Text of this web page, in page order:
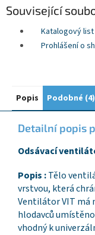
Související
Katalogový list
Prohlášení o
Popis Podobné (4)
Detailní popis
Odsávací
Popis :Tělo
vrstvou, která
Ventilátor VIT má
hlodavců
vhodný k